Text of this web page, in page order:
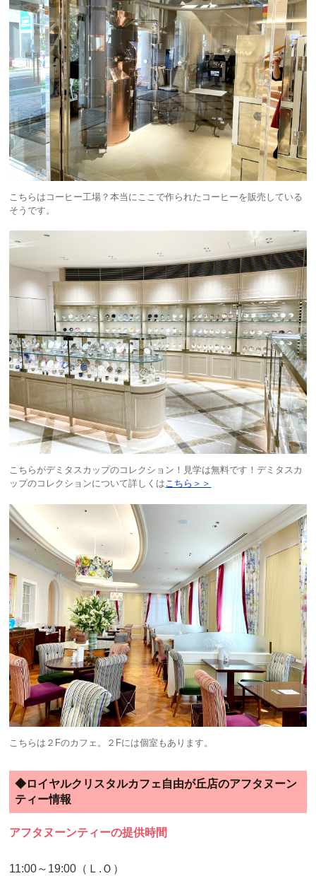
こちらはコーヒー工場？本当にここで作られたコーヒーを販売している
そうです。
こちらがデミタスカップのコレクション！見学は無料です！デミタスカ
ップのコレクションについて詳しくはこちら＞＞
こちらは２Fのカフェ。２Fには個室もあります。
◆ロイヤルクリスタルカフェ自由が丘店のアフタヌーン
ティー情報
アフタヌーンティーの提供時間
11:00～19:00（Ｌ.Ｏ）